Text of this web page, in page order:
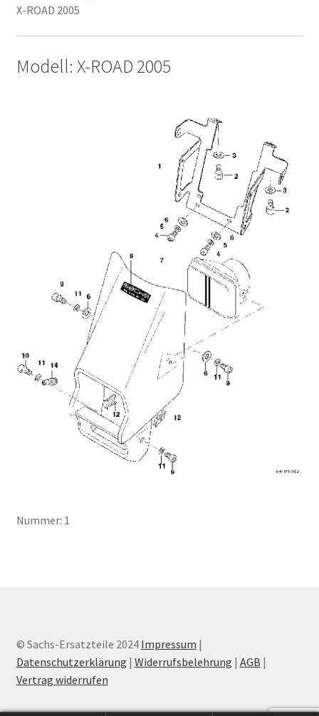
X-ROAD 2005
Modell: X-ROAD 2005
Nummer: 1
© Sachs-Ersatzteile 2024 Impressum |
Datenschutzerklärung | Widerrufsbelehrung | AGB |
Vertrag widerrufen